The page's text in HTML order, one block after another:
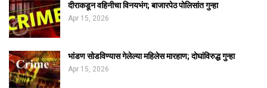
दीराकडून वहिनीचा विनयभंग; बाजारपेठ पोलिसांत गुन्हा
Apr 15, 2026
भांडण सोडविण्यास गेलेल्या महिलेस मारहाण; दोघांविरुद्ध गुन्हा
Apr 15, 2026